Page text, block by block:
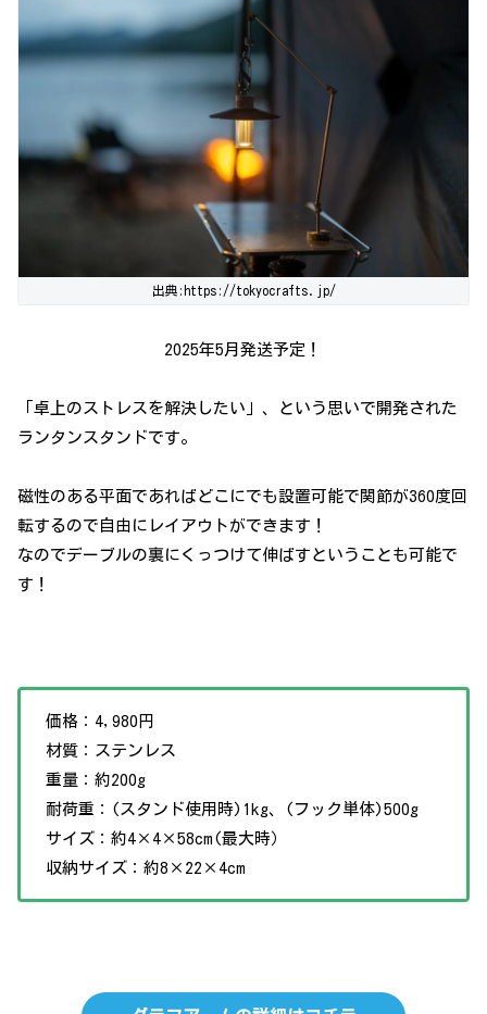
出典:https://tokyocrafts.jp/
2025年5月発送予定！
「卓上のストレスを解決したい」、という思いで開発された
ランタンスタンドです。
磁性のある平面であればどこにでも設置可能で関節が360度回
転するので自由にレイアウトができます！
なのでデーブルの裏にくっつけて伸ばすということも可能で
す！
価格：4,980円
材質：ステンレス
重量：約200g
耐荷重：(スタンド使用時)1kg、(フック単体)500g
サイズ：約4×4×58cm(最大時）
収納サイズ：約8×22×4cm